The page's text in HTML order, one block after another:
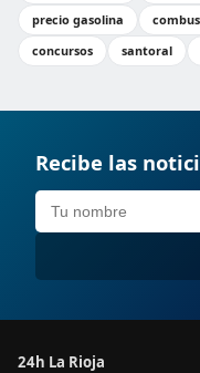
precio gasolina
concursos
santoral
Recibe las
24h La Rioja